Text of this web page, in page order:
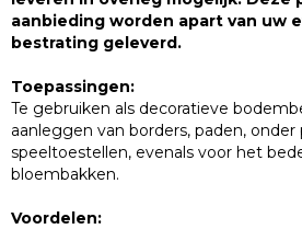
aanbieding worden apart van uw
bestrating geleverd.
Toepassingen:
Te gebruiken als decoratieve
aanleggen van borders, paden, onder
speeltoestellen, evenals voor het
bloembakken.
Voordelen: